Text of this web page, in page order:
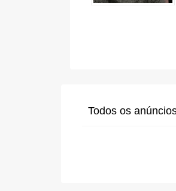
Todos os